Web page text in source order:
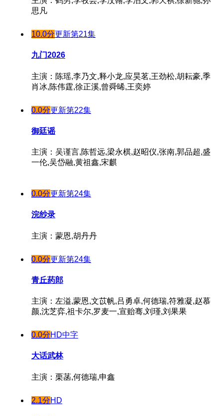
思凡
10.0分更新第21集
九门2026
主演：陈瑶,李乃文,释小龙,应昊茗,王劲松,胡耘豪,季
肖冰,陈伟霆,徐正溪,曾舜晞,王奕婷
0.0分更新第22集
御廷谣
主演：吴谨言,陈哲远,梁永棋,赵昭仪,张南,郭品超,盛
一伦,吴岱融,黄祖鑫,宋麒
0.0分更新第24集
浣纱录
主演：蒙恩,胡丹丹
0.0分更新第24集
青丘药郎
主演：左溢,蒙恩,文苡帆,吕勇卓,何德瑞,符雅凝,赵慕
颜,沈芝弈,祖卡尔,罗麦一,宣贻骞,刘瑾,刘果果
0.0分HD中字
大话武林
主演：栗菡,何德瑞,申鑫
2.1分HD